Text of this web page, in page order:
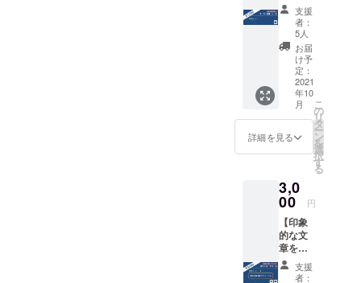
【理
「先人の叡
智をいまの
力に」を理
念に、記念
別な装丁で
軽に手元に
置いておけ
る本作りを
心がけてい
ます。
著作権保有
に！】
メール
「応
援」
コース
★ お礼
のメー
ル（1
通）
【注意
事項】
・この
復刊本
が含ま
れませ
ん。
支援
者：
5人
お届
け予
定：
2021
年10
月
詳細を見る
こ
の
リ
タ
ー
ン
を
選
択
す
る
3,0
00 円
【印象
的な文
章をイ
ラスト
で！】
支援
者：